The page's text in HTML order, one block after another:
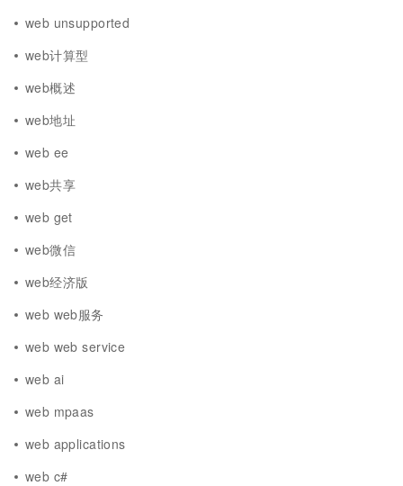
web unsupported
web计算型
web概述
web地址
web ee
web共享
web get
web微信
web经济版
web web服务
web web service
web ai
web mpaas
web applications
web c#